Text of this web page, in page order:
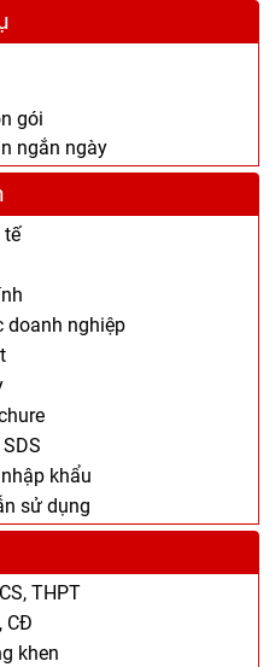
gói
ngắn ngày
tế
doanh nghiệp
khẩu
sử dụng
THPT
CĐ
khen